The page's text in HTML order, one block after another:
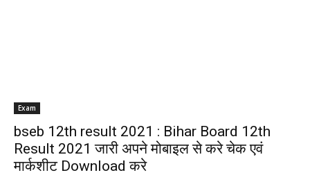
Exam
bseb 12th result 2021 : Bihar Board 12th
Result 2021 जारी अपने मोबाइल से करे चेक एवं
मार्कशीट Download करे